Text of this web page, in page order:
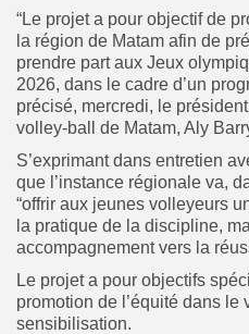
“Le projet a pour objectif de
la région de Matam afin de
prendre part aux Jeux
2026, dans le cadre d’un
précisé, mercredi, le
volley-ball de Matam, Aly
S’exprimant dans entretien
que l’instance régionale va,
“offrir aux jeunes volleyeurs
la pratique de la discipline,
accompagnement vers la
Le projet a pour objectifs
promotion de l’équité dans le
sensibilisation.